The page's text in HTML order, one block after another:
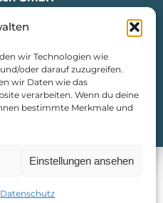
wir Technologien wie
oder darauf zuzugreifen.
wir Daten wie das
verarbeiten. Wenn du deine
bestimmte Merkmale und
Einstellungen ansehen
Datenschutz